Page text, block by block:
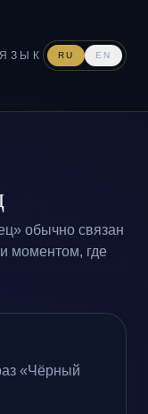
ЯЗЫК RU EN
обычно связан
моментом, где
«Чёрный